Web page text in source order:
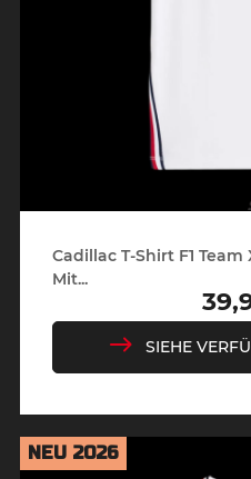
Cadillac T-Shirt F1
Mit...
SIEHE
NEU 2026